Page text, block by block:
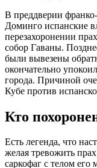
В преддверии
Доминго испанские
перезахоронении
собор Гаваны.
были вывезены
окончательно
города. Причиной
Кубе против
Кто
Есть легенда, что
желая тревожить
саркофаг с телом